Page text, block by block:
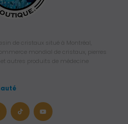
de cristaux situé à Montréal,
mondial de cristaux, pierres
autres produits de médecine